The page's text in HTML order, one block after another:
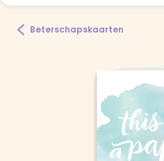
Beterschapskaarten